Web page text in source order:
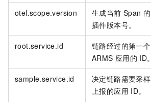
otel.scope.version 生成当前 Span 的
插件版本号。
root.service.id
链路经过的第一个
ARMS 应用的 ID。
sample.service.id
决定链路需要采样
上报的应用 ID。